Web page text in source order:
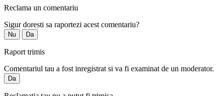
Reclama un comentariu
Sigur doresti sa raportezi acest comentariu?
Nu Da
Raport trimis
Comentariul tau a fost inregistrat si va fi examinat de un moderator.
Da